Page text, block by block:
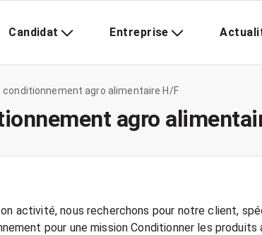
Candidat Entreprise
conditionnement agro alimentaire H/F
agro
activité, nous recherchons pour notre client,
pour une mission Conditionner les produits